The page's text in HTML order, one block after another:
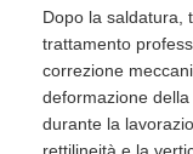
Dopo la saldatura,
trattamento
correzione
deformazione
durante la